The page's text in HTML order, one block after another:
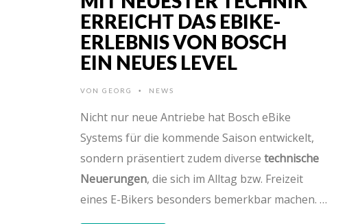
ERREICHT DAS EBIKE-
ERLEBNIS VON BOSCH
EIN NEUES LEVEL
VON GEORG • NEWS
Nicht nur neue Antriebe hat Bosch eBike
Systems für die kommende Saison entwickelt,
sondern präsentiert zudem diverse technische
Neuerungen, die sich im Alltag bzw. Freizeit
eines E-Bikers besonders bemerkbar machen. …